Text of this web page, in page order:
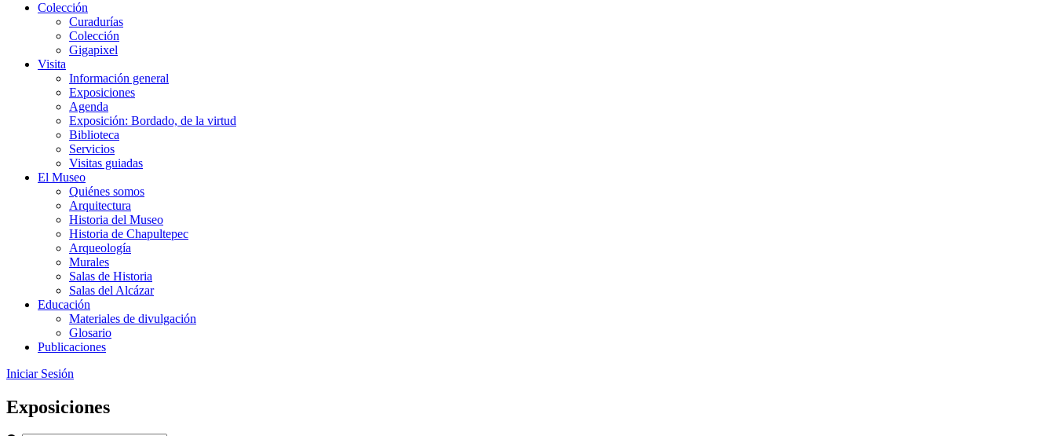
Colección
Curadurías
Colección
Gigapixel
Visita
Información general
Exposiciones
Agenda
Exposición: Bordado, de la virtud
Biblioteca
Servicios
Visitas guiadas
El Museo
Quiénes somos
Arquitectura
Historia del Museo
Historia de Chapultepec
Arqueología
Murales
Salas de Historia
Salas del Alcázar
Educación
Materiales de divulgación
Glosario
Publicaciones
Iniciar Sesión
Exposiciones